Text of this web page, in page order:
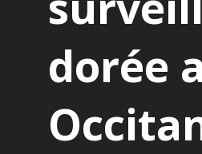
dorée